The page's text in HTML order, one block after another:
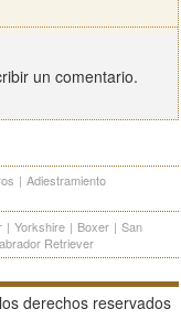
un comentario.
| Adiestramiento
| Yorkshire | Boxer | San
Retriever
derechos reservados